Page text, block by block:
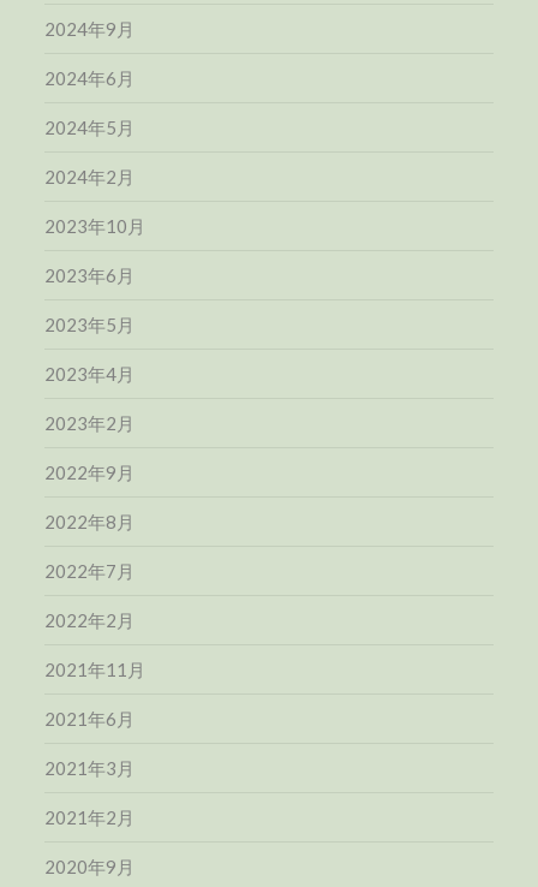
2024年9月
2024年6月
2024年5月
2024年2月
2023年10月
2023年6月
2023年5月
2023年4月
2023年2月
2022年9月
2022年8月
2022年7月
2022年2月
2021年11月
2021年6月
2021年3月
2021年2月
2020年9月